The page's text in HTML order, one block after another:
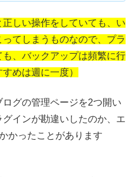
しい操作をしていても、い
てしまうものなので、プラ
、バックアップは頻繁に行
めは週に一度）
グの管理ページを2つ開い
インが勘違いしたのか、エ
かったことがあります